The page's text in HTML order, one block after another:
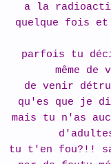
a la
quelque fois
parfois tu
même
de venir
qu'es que je
mais tu n'as
tu t'en fou?!!